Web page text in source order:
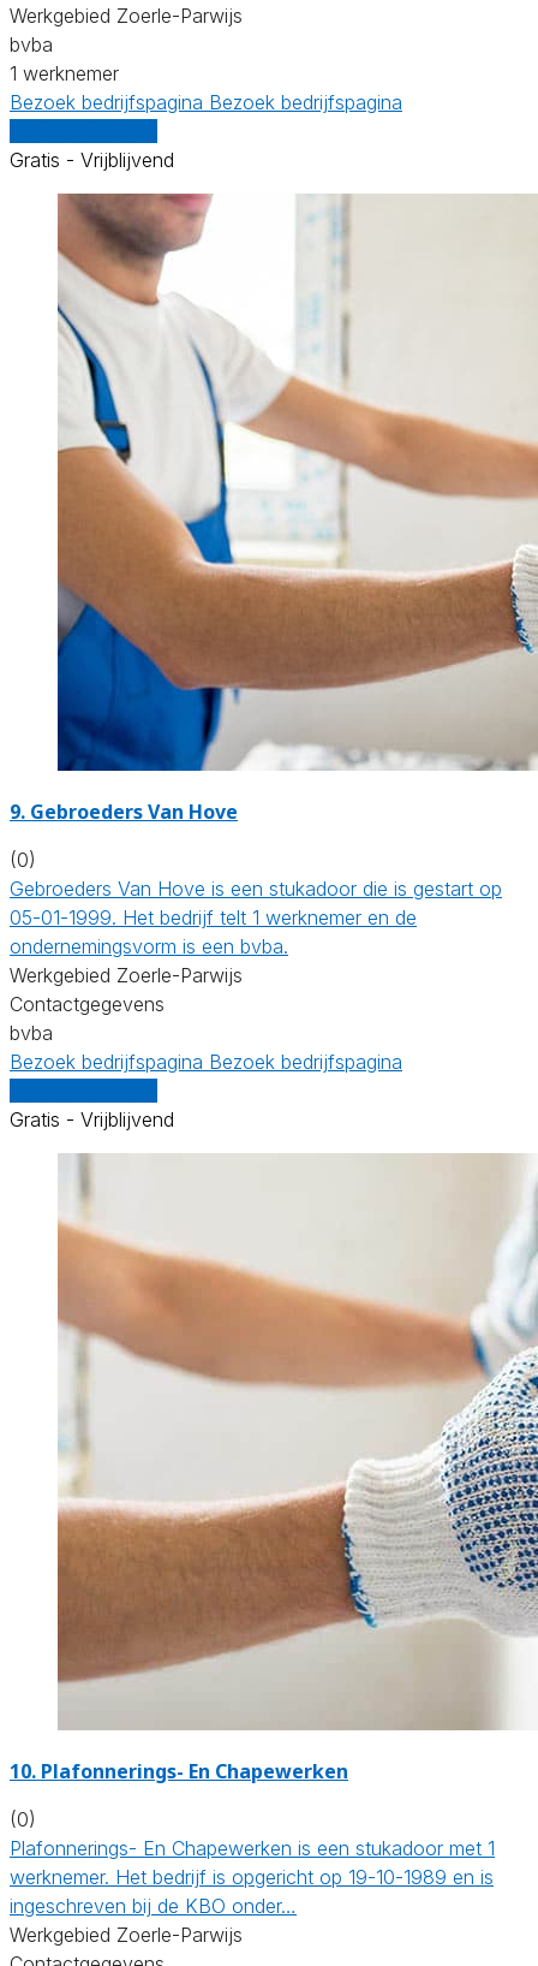
Werkgebied Zoerle-Parwijs
bvba
1 werknemer
Bezoek bedrijfspagina Bezoek bedrijfspagina
Gratis - Vrijblijvend
9. Gebroeders Van Hove
(0)
Gebroeders Van Hove is een stukadoor die is gestart op
05-01-1999. Het bedrijf telt 1 werknemer en de
ondernemingsvorm is een bvba.
Werkgebied Zoerle-Parwijs
Contactgegevens
bvba
Bezoek bedrijfspagina Bezoek bedrijfspagina
Gratis - Vrijblijvend
10. Plafonnerings- En Chapewerken
(0)
Plafonnerings- En Chapewerken is een stukadoor met 1
werknemer. Het bedrijf is opgericht op 19-10-1989 en is
ingeschreven bij de KBO onder…
Werkgebied Zoerle-Parwijs